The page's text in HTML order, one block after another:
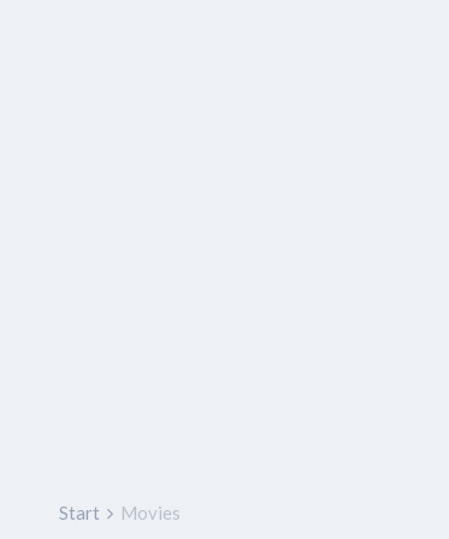
Start Movies